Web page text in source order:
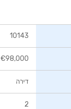
10143
€98,000
דירה
2